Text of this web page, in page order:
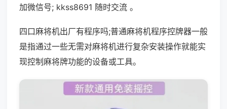
加微信号; kkss8691 随时交流 。
四口麻将机出厂有程序吗;普通麻将机程序控牌器一般
是指通过一些无需对麻将机进行复杂安装操作就能实
现控制麻将牌功能的设备或工具。